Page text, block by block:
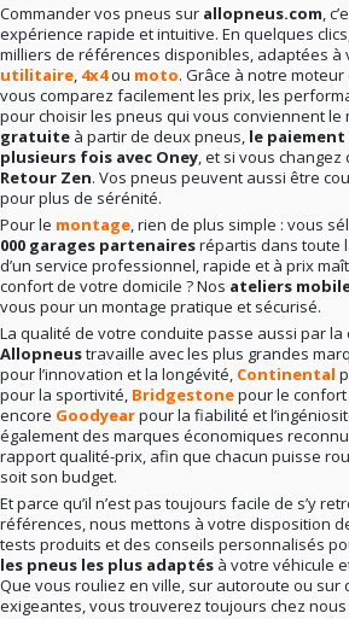
Commander vos pneus sur allopneus.com,
expérience rapide et intuitive. En quelques
milliers de références disponibles, adaptées à
utilitaire, 4x4ou moto. Grâce à notre
vous comparez facilement les prix, les
pour choisir les pneus qui vous conviennent le
gratuite à partir de deux pneus, le
plusieurs fois avec Oney, et si vous changez
Retour Zen. Vos pneus peuvent aussi être
pour plus de sérénité.
Pour le montage, rien de plus simple : vous
000 garages partenairesrépartis dans toute
d’un service professionnel, rapide et à prix
confort de votre domicile ? Nos ateliers
vous pour un montage pratique et sécurisé.
La qualité de votre conduite passe aussi par la
Allopneustravaille avec les plus grandes
pour l’innovation et la longévité, Continental
pour la sportivité, Bridgestonepour le
encore Goodyearpour la fiabilité et
également des marques économiques
rapport qualité-prix, afin que chacun puisse
soit son budget.
Et parce qu’il n’est pas toujours facile de s’y
références, nous mettons à votre disposition
tests produits et des conseils personnalisés
les pneus les plus adaptés à votre véhicule
Que vous rouliez en ville, sur autoroute ou sur
exigeantes, vous trouverez toujours chez